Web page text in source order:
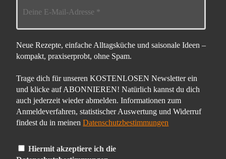
Neue Rezepte, einfache Alltagsküche und saisonale Ideen –
kompakt, praxiserprobt, ohne Spam.
Trage dich für unseren KOSTENLOSEN Newsletter ein
und klicke auf ABONNIEREN! Natürlich kannst du dich
auch jederzeit wieder abmelden. Informationen zum
Anmeldeverfahren, statistischer Auswertung und Widerruf
findest du in meinenDatenschutzbestimmungen
Hiermit akzeptiere ich die